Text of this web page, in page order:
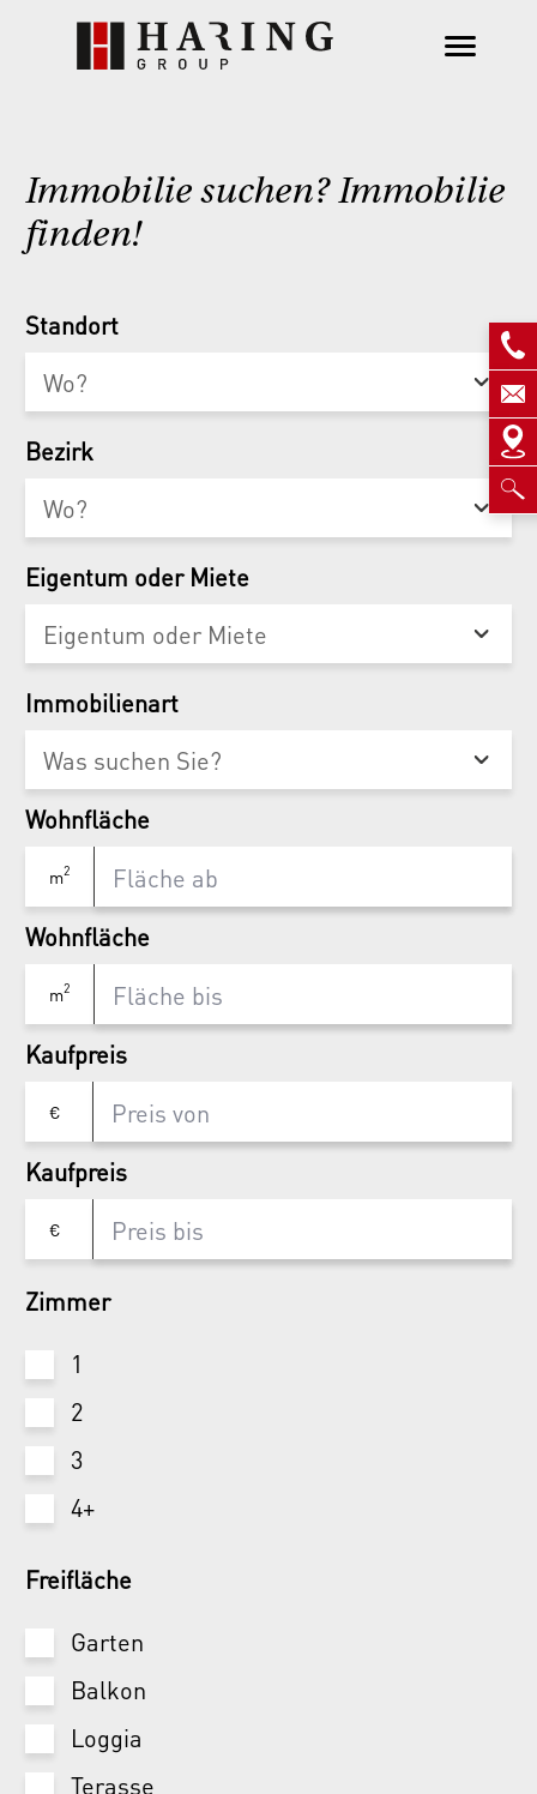
Immobilie suchen? Immobilie
finden!
Standort
Bezirk
Eigentum oder Miete
Immobilienart
Wohnfläche
m2
Wohnfläche
m2
Kaufpreis
€
Kaufpreis
€
Zimmer
1
2
3
4+
Freifläche
Garten
Balkon
Loggia
Terasse